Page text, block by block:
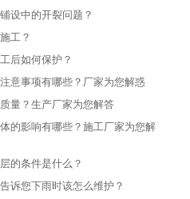
设中的开裂问题？
工？
后如何保护？
意事项有哪些？厂家为您解惑
量？生产厂家为您解答
的影响有哪些？施工厂家为您解
的条件是什么？
诉您下雨时该怎么维护？